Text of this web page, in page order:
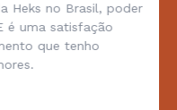
no Brasil, poder
uma satisfação
que tenho